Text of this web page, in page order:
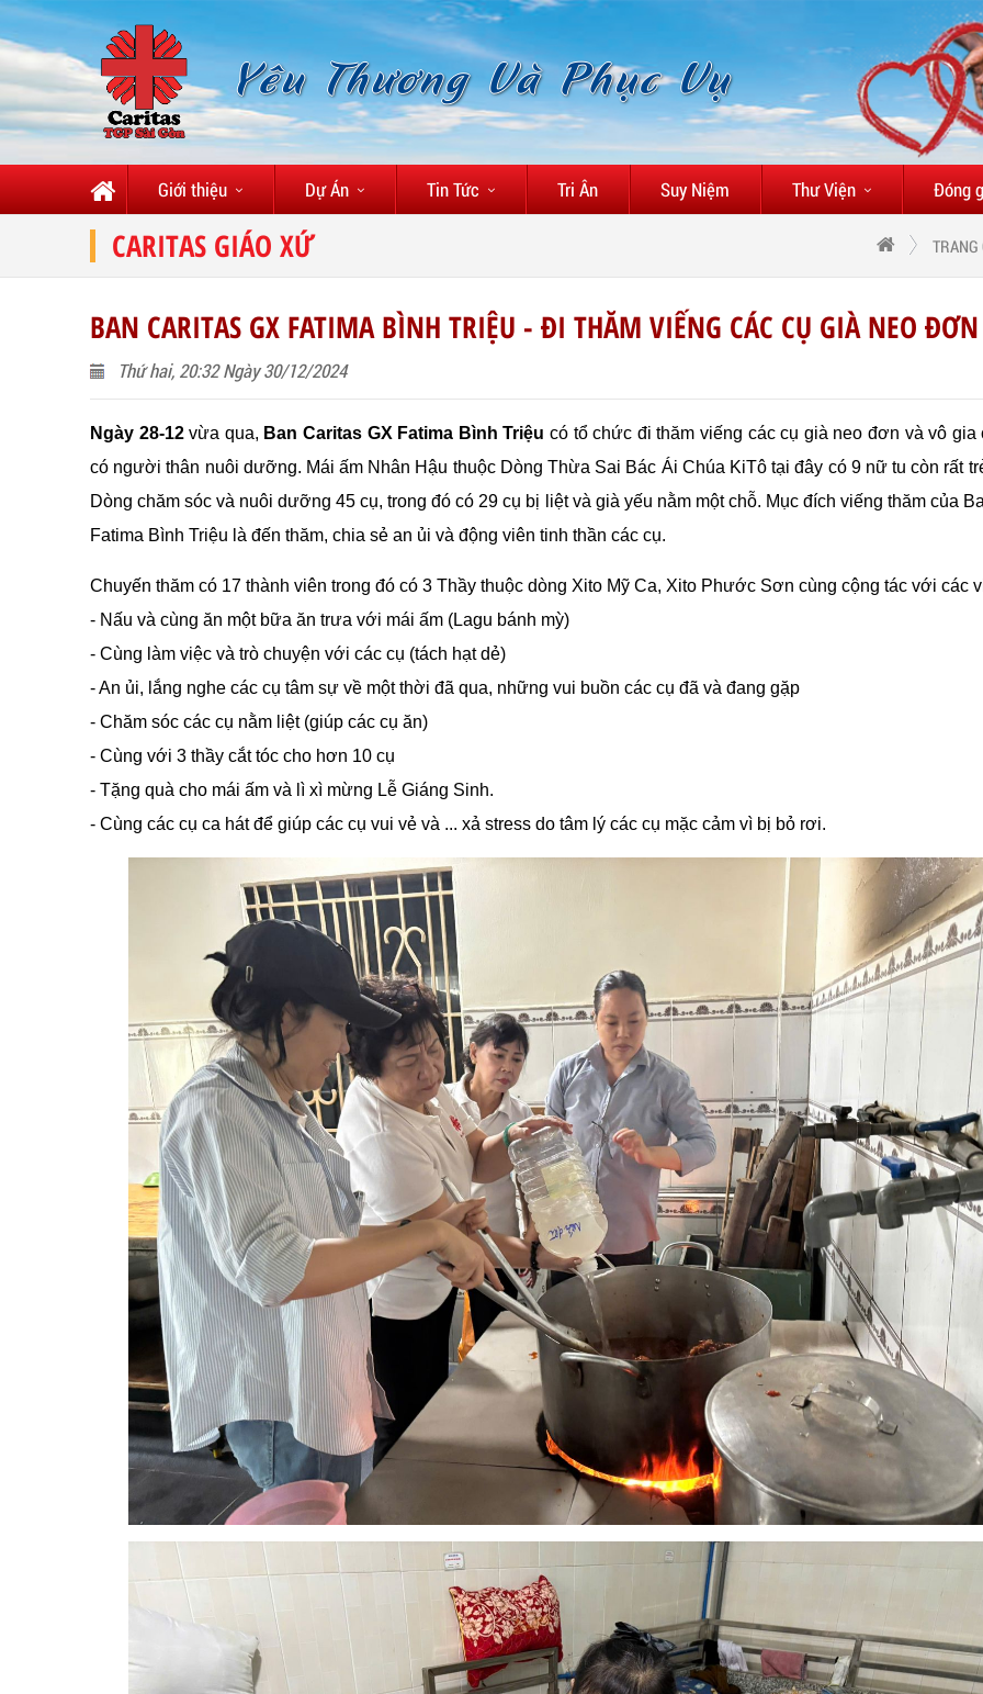
Yêu Thương Và Phục Vụ
Giới thiệu Dự Án Tin Tức Tri Ân Suy Niệm Thư Viện Đóng
CARITAS GIÁO XỨ TRANG
BAN CARITAS GX FATIMA BÌNH TRIỆU - ĐI THĂM VIẾNG CÁC CỤ GIÀ NEO ĐƠN
Thứ hai, 20:32 Ngày 30/12/2024
Ngày 28-12vừa qua, Ban Caritas GX Fatima Bình Triệu có tổ chức đi thăm viếng các cụ già neo đơn và vô gia
có người thân nuôi dưỡng. Mái ấm Nhân Hậu thuộc Dòng Thừa Sai Bác Ái Chúa KiTô tại đây có 9 nữ tu còn rất
Dòng chăm sóc và nuôi dưỡng 45 cụ, trong đó có 29 cụ bị liệt và già yếu nằm một chỗ. Mục đích viếng thăm của
Fatima Bình Triệu là đến thăm, chia sẻ an ủi và động viên tinh thần các cụ.
Chuyến thăm có 17 thành viên trong đó có 3 Thầy thuộc dòng Xito Mỹ Ca, Xito Phước Sơn cùng cộng tác với các
- Nấu và cùng ăn một bữa ăn trưa với mái ấm (Lagu bánh mỳ)
- Cùng làm việc và trò chuyện với các cụ (tách hạt dẻ)
- An ủi, lắng nghe các cụ tâm sự về một thời đã qua, những vui buồn các cụ đã và đang gặp
- Chăm sóc các cụ nằm liệt (giúp các cụ ăn)
- Cùng với 3 thầy cắt tóc cho hơn 10 cụ
- Tặng quà cho mái ấm và lì xì mừng Lễ Giáng Sinh.
- Cùng các cụ ca hát để giúp các cụ vui vẻ và ... xả stress do tâm lý các cụ mặc cảm vì bị bỏ rơi.